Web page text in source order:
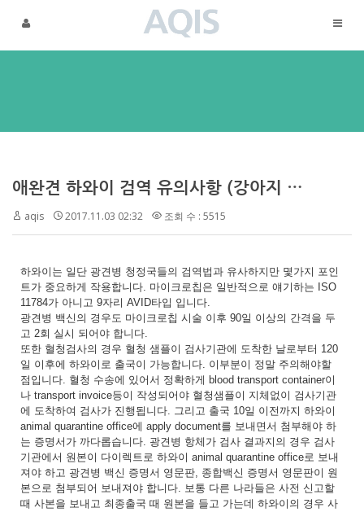
메뉴 건너뛰기
애완견 하와이 검역 유의사항 (강아지 하와이 동물검역)
aqis 2017.11.03 02:32 조회 수 : 5515
하와이는 일단 광견병 청정국들의 검역법과 유사하지만 몇가지 포인
트가 중요하게 작용합니다. 마이크로칩은 일반적으로 얘기하는 ISO
11784가 아니고 9자리 AVID타입 입니다.
광견병 백신의 경우도 마이크로칩 시술 이후 90일 이상의 간격을 두
고 2회 실시 되어야 합니다.
또한 혈청검사의 경우 혈청 샘플이 검사기관에 도착한 날로부터 120
일 이후에 하와이로 출국이 가능합니다. 이부분이 정말 주의해야할
점입니다. 혈청 수송에 있어서 정확하게 blood transport container이
나 transport invoice등이 작성되어야 혈청샘플이 지체없이 검사기관
에 도착하여 검사가 진행됩니다. 그리고 출국 10일 이전까지 하와이
animal quarantine office에 apply document를 보내면서 첨부해야 하
는 증명서가 까다롭습니다. 광견병 항체가 검사 결과지의 경우 검사
기관에서 원본이 다이렉트로 하와이 animal quarantine office로 보내
져야 하고 광견병 백신 증명서 영문판, 종합백신 증명서 영문판이 원
본으로 첨부되어 보내져야 합니다. 보통 다른 나라들은 사전 신고할
때 사본을 보내고 최종출국 때 원본을 들고 가는데 하와이의 경우 사